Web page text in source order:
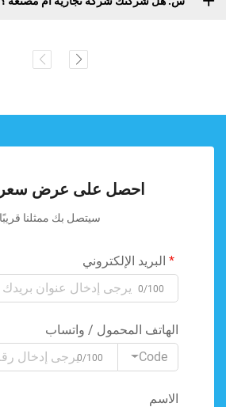
احصل على عرض
سيتصل بك ممثلنا
البريد الإلكتروني
0/100
الهاتف المحمول / واتساب
Code
0/100
الاسم